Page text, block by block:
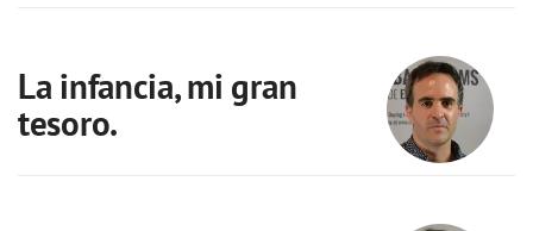
La infancia, mi gran
tesoro.